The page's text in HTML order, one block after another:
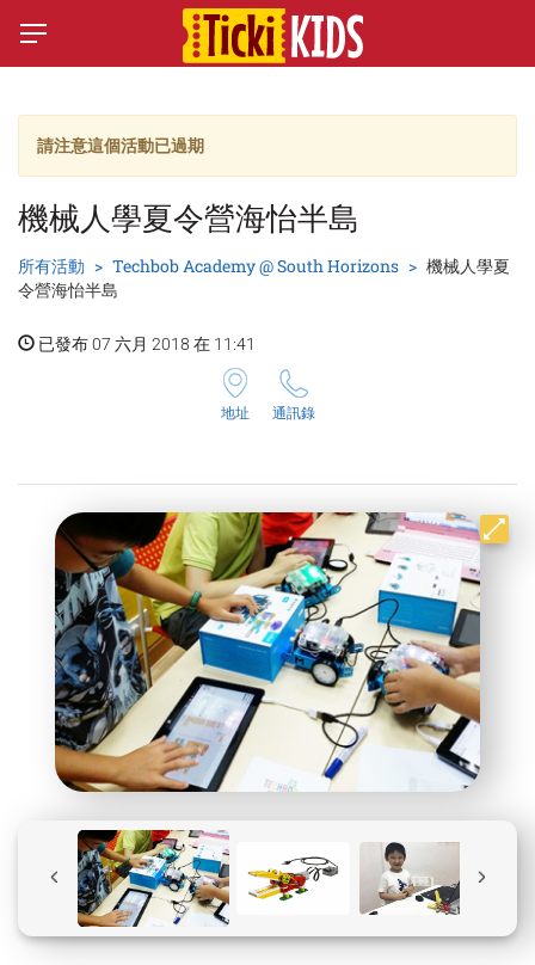
請注意這個活動已過期
機械人學夏令營海怡半島
所有活動 Techbob Academy @ South Horizons
機械人學夏
令營海怡半島
已發布 07 六月 2018 在 11:41
地址 通訊錄